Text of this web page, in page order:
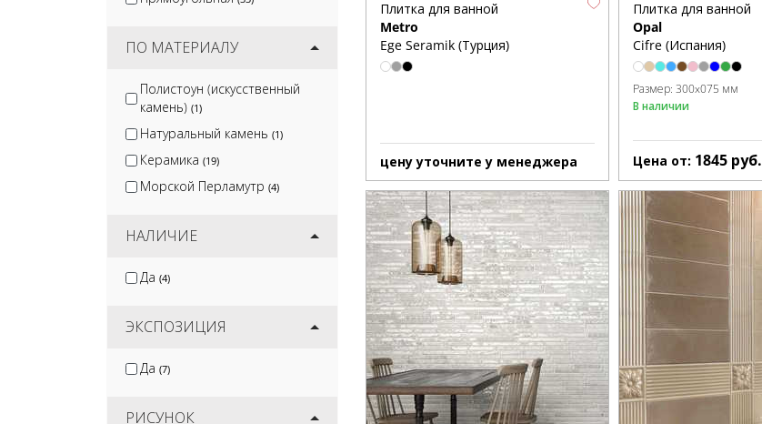
ПО МАТЕРИАЛУ
Полистоун (искусственный
камень) (1)
Натуральный камень (1)
Керамика (19)
Морской Перламутр (4)
НАЛИЧИЕ
Да (4)
ЭКСПОЗИЦИЯ
Да (7)
РИСУНОК
Плитка для ванной
Metro
Ege Seramik (Турция)
цену уточните у менеджера
Плитка для ванной
Opal
Cifre (Испания)
Размер:300x075 мм
В наличии
Цена от: 1845 руб.